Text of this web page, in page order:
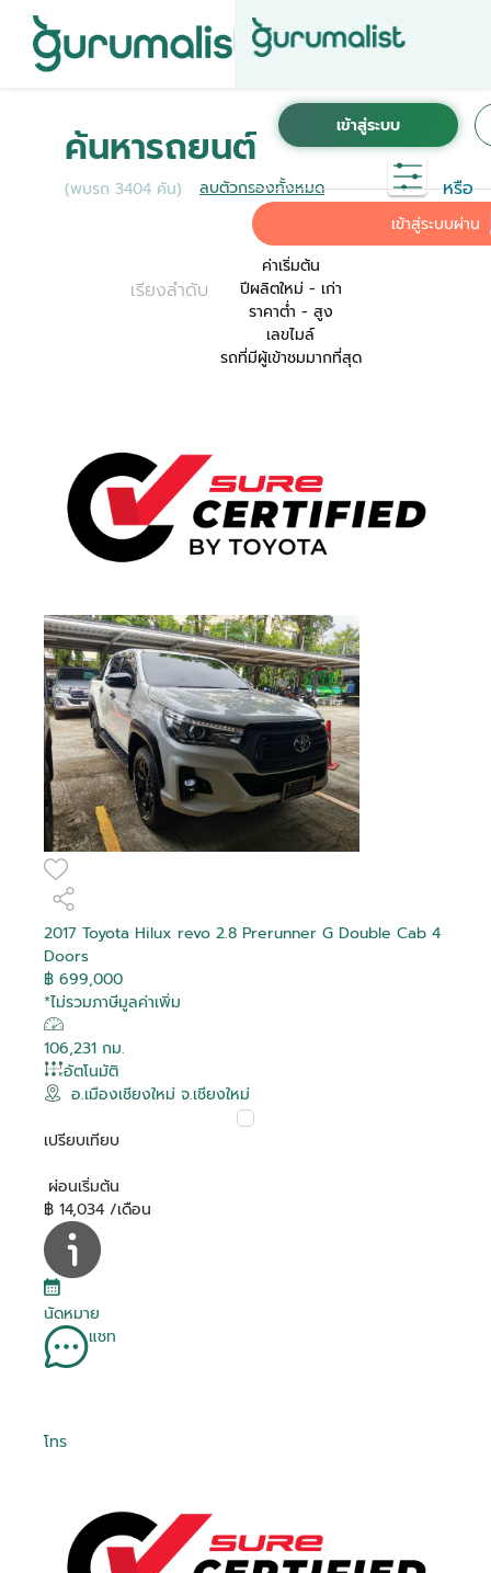
หรือ
เข้าสู่ระบบผ่าน
ค้นหารถยนต์
(พบรถ 3404 คัน) ลบตัวกรองทั้งหมด
เรียงลำดับ
ค่าเริ่มต้น
ปีผลิตใหม่ - เก่า
ราคาต่ำ - สูง
เลขไมล์
รถที่มีผู้เข้าชมมากที่สุด
2017 Toyota Hilux revo 2.8 Prerunner G Double Cab 4
Doors
฿ 699,000
*ไม่รวมภาษีมูลค่าเพิ่ม
106,231 กม.
อัตโนมัติ
อ.เมืองเชียงใหม่ จ.เชียงใหม่
เปรียบเทียบ
ผ่อนเริ่มต้น
฿ 14,034 /เดือน
นัดหมาย
แชท
โทร
เพื่อการใช้งานที่สะดวกที่สุด ระบบจะทำการเชื่อม
ต่อบัญชีการใช้งาน KINTO ของคุณเข้ากับ
Gurumalist